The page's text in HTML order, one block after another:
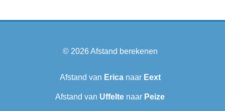
© 2026Afstand berekenen
Afstand van Ericanaar Eext
Afstand van Uffelte naar Peize